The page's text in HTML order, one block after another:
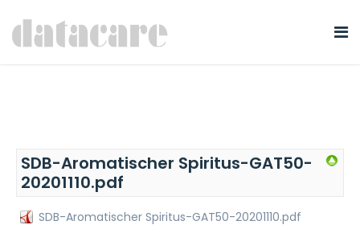
SDB-Aromatischer Spiritus-GAT50-
20201110.pdf
SDB-Aromatischer Spiritus-GAT50-20201110.pdf